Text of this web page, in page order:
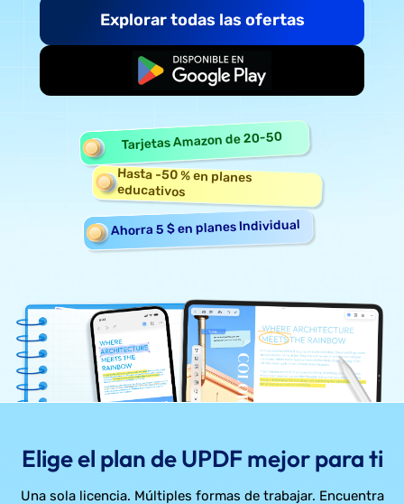
Explorar todas las ofertas
Empieza gratis
Tarjetas Amazon de 20-50
Hasta -50 % en planes
educativos
Ahorra 5 $ en planes Individual
Elige el plan de UPDF mejor para ti
Una sola licencia. Múltiples formas de trabajar. Encuentra